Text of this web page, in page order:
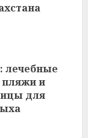
лечебные
пляжи и
для